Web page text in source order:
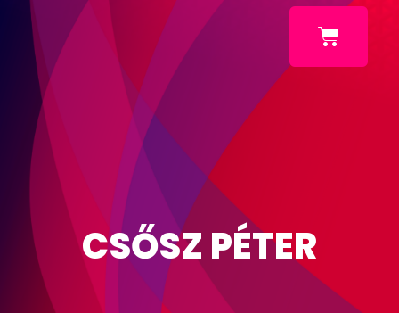
CSŐSZ PÉTER